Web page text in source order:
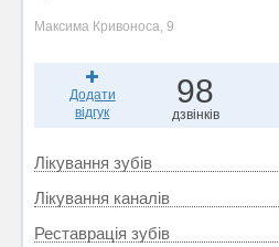
Максима Кривоноса, 9
Додати
відгук
98
дзвінків
Лікування зубів
Лікування каналів
Реставрація зубів